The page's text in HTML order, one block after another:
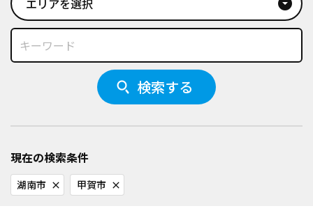
エリアを選択 arrow_drop_down_circle
検索する
現在の検索条件
湖南市 close 甲賀市 close